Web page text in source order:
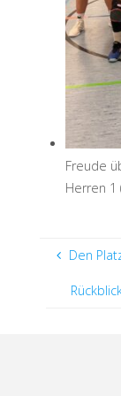
Freude
Herren 1
Den